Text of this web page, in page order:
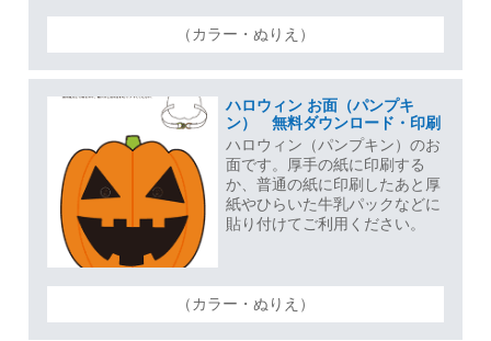
（カラー・ぬりえ）
ハロウィン お面（パンプキ
ン） 無料ダウンロード・印刷
ハロウィン（パンプキン）のお
面です。厚手の紙に印刷する
か、普通の紙に印刷したあと厚
紙やひらいた牛乳パックなどに
貼り付けてご利用ください。
（カラー・ぬりえ）